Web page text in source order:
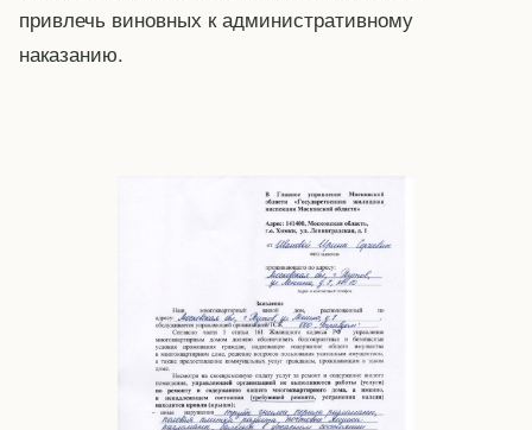
привлечь виновных к административному
наказанию.